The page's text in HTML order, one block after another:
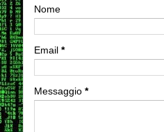
Nome
Email *
Messaggio *